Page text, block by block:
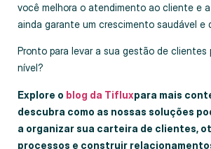
você melhora o atendimento ao cliente e
ainda garante um crescimento saudável e
Pronto para levar a sua gestão de clientes
nível?
Explore o blog da Tifluxpara mais
descubra como as nossas soluções
a organizar sua carteira de clientes,
processos e construir